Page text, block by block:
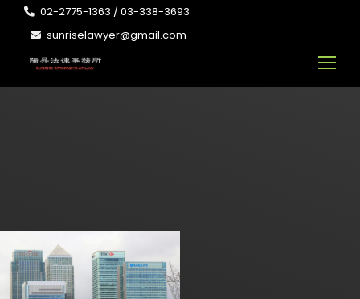
02-2775-1363 / 03-338-3693
sunriselawyer@gmail.com